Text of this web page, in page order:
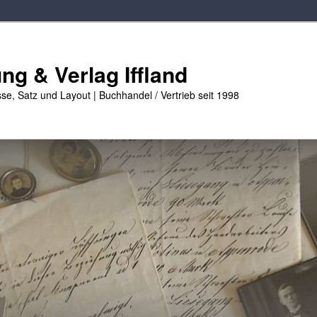
& Verlag Iffland
Satz und Layout | Buchhandel / Vertrieb seit 1998